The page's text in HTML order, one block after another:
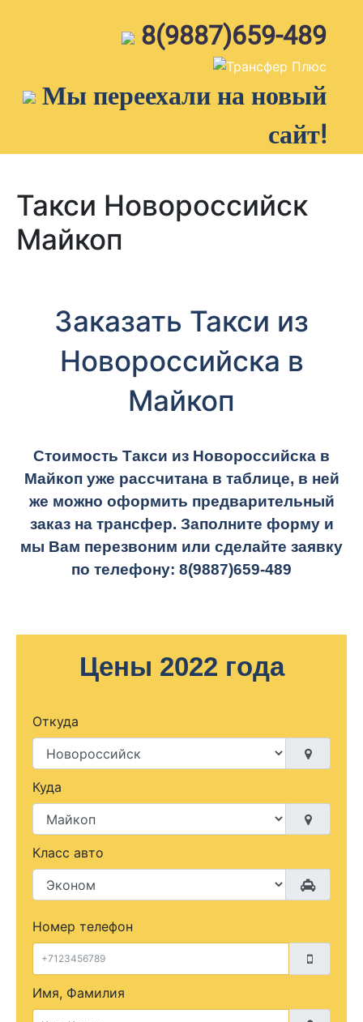
8(9887)659-489
Мы переехали на новый
сайт!
Такси Новороссийск
Майкоп
Заказать Такси из
Новороссийска в
Майкоп
Стоимость Такси из Новороссийска в
Майкоп уже рассчитана в таблице, в ней
же можно оформить предварительный
заказ на трансфер. Заполните форму и
мы Вам перезвоним или сделайте заявку
по телефону: 8(9887)659-489
Цены 2022 года
Откуда
Куда
Класс авто
Номер телефон
Имя, Фамилия